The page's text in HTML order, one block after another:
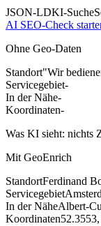
JSON-LDKI-Suche
AI SEO-Check
Ohne Geo-Daten
Standort"Wir
Servicegebiet-
In der Nähe-
Koordinaten-
Was KI sieht: nichts
Mit GeoEnrich
StandortFerdinand
Servicegebiet
In der NäheAlbert-
Koordinaten